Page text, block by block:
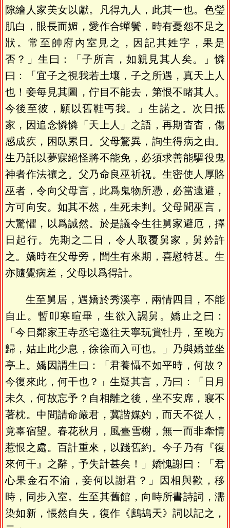
隙繪人家美女以獻。凡得九人，此其一也。色瑩
肌白，眼長而媚，愛作合蟬鬢，時有憂怨不足之
狀。常至帥府內室見之，因記其姓字，果是
否？」生曰：「子所言，如親見其人矣。」憐
曰：「宜子之視我若土壤，子之所遇，真天上人
也！妾每見其圖，佇目不能去，第恨不睹其人。
今後至彼，願以舊鞋丐我。」生諾之。次日抵
家，因追念憐憐「天上人」之語，再期杳杳，傷
感成疾，困臥累日。父母驚異，詢生得病之由。
生乃託以夢寐絕怪將不能免，必須求善能驅役鬼
神者作法禳之。父乃命良巫祈祝。生密使人厚賂
巫者，令向父母言，此爲鬼物所憑，必當遠避，
方可向安。如其不然，生死未判。父母聞巫言，
大驚懼，以爲誠然。於是議令生往舅家避厄，擇
日起行。先期之二日，令人取覆舅家，舅妗許
之。嬌時在父母旁，聞生有來期，喜慰特甚。生
亦隨覺病差，父母以爲得計。
生至舅居，遇嬌於秀溪亭，兩情四目，不能
自止。暫叩寒暄畢，生欲入謁舅。嬌止之曰：
「今日鄰家王寺丞宅邀往天寧玩賞牡丹，至晚方
歸，姑止此少息，徐徐而入可也。」乃與嬌並坐
亭上。嬌因謂生曰：「君養懾不如平時，何故？
今復來此，何干也？」生疑其言，乃曰：「日月
未久，何故忘予？自相離之後，坐不安席，寢不
著枕。中間請命嚴君，冀諧媒妁，而天不從人，
竟辜宿望。春花秋月，風臺雪榭，無一而非牽情
惹恨之處。百計重來，以踐舊約。今子乃有『復
來何干』之辭，予失計甚矣！」嬌愧謝曰：「君
心果金石不渝，妾何以謝君？」因相與歡，移
時，同步入室。生至其舊館，向時所書詩詞，濡
染如新，悵然自失，復作《鷓鴣天》詞以記之，